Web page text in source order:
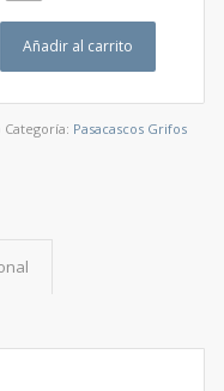
Añadir al carrito
Categoría: Pasacascos Grifos